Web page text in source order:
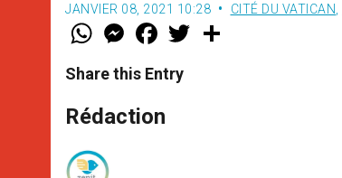
JANVIER 08, 2021 10:28 CITÉ DU VATICAN
W
t
s
p
p
M
e
s
e
g
e
F
a
e
b
o
k
w
Share this Entry
Rédaction